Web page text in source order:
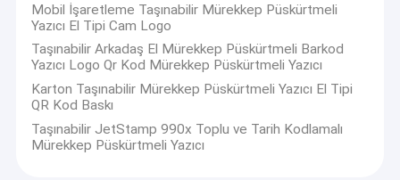
Ev
Ürün:% s
Hakkımızda
Mobil İşaretleme Taşınabilir Mürekkep Püskürtmeli
Yazıcı El Tipi Cam Logo
Taşınabilir Arkadaş El Mürekkep Püskürtmeli Barkod
Yazıcı Logo Qr Kod Mürekkep Püskürtmeli Yazıcı
Karton Taşınabilir Mürekkep Püskürtmeli Yazıcı El Tipi
QR Kod Baskı
Taşınabilir JetStamp 990x Toplu ve Tarih Kodlamalı
Mürekkep Püskürtmeli Yazıcı